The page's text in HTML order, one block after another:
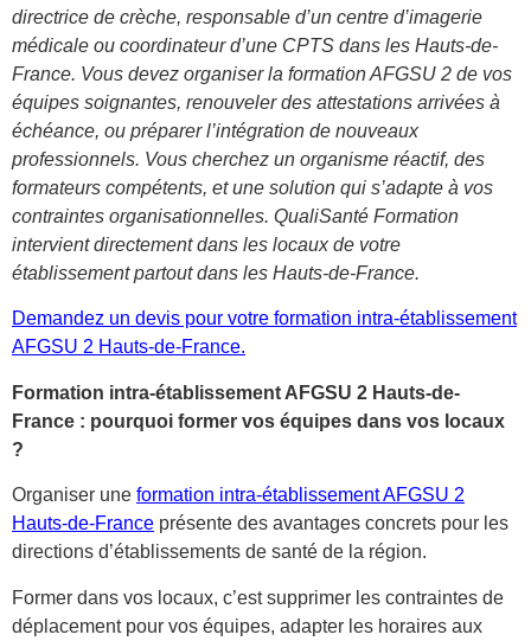
directrice de crèche, responsable d’un centre d’imagerie
médicale ou coordinateur d’une CPTS dans les Hauts-de-
France. Vous devez organiser la formation AFGSU 2 de vos
équipes soignantes, renouveler des attestations arrivées à
échéance, ou préparer l’intégration de nouveaux
professionnels. Vous cherchez un organisme réactif, des
formateurs compétents, et une solution qui s’adapte à vos
contraintes organisationnelles. QualiSanté Formation
intervient directement dans les locaux de votre
établissement partout dans les Hauts-de-France.
Demandez un devis pour votre formation intra-établissement
AFGSU 2 Hauts-de-France.
Formation intra-établissement AFGSU 2 Hauts-de-
France : pourquoi former vos équipes dans vos locaux
?
Organiser une formation intra-établissement AFGSU 2
Hauts-de-France présente des avantages concrets pour les
directions d’établissements de santé de la région.
Former dans vos locaux, c’est supprimer les contraintes de
déplacement pour vos équipes, adapter les horaires aux